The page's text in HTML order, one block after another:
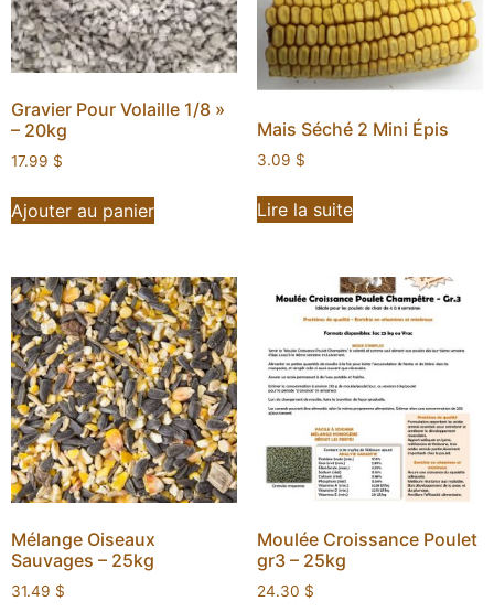
Gravier Pour Volaille 1/8 »
– 20kg
17.99 $
Ajouter au panier
Mais Séché 2 Mini Épis
3.09 $
Lire la suite
Mélange Oiseaux
Sauvages – 25kg
31.49 $
Moulée Croissance Poulet
gr3 – 25kg
24.30 $